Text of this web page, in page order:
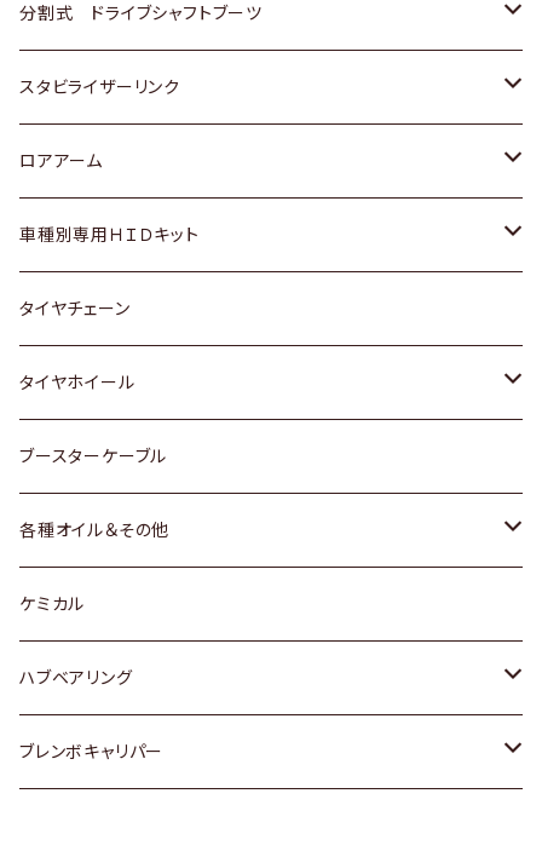
三菱
スバル
スバル
日産
いすゞ
ダイハツ
マツダ
三菱
スバル
レクサス
ホンダ
スズキ
日産
ダイハツ
マツダ
三菱
スバル
トヨタ
ホンダ
スズキ
日産
いすゞ
ダイハツ
マツダ
三菱
スバル
分割式 ドライブシャフトブーツ
トヨタ
ホンダ
スズキ
日産
ダイハツ
スバル
スタビライザーリンク
トヨタ
ホンダ
スズキ
日産
ダイハツ
マツダ
ロアアーム
ホンダ
スズキ
日産
ダイハツ
マツダ
スバル
車種別専用ＨＩＤキット
トヨタ
マツダ
タイヤチェーン
タイヤホイール
トヨタ
ホンダ
スズキ
日産
ダイハツ
ブースターケーブル
各種オイル＆その他
ディーデル洗浄添加剤
ケミカル
ハブベアリング
トヨタ
ブレンボキャリパー